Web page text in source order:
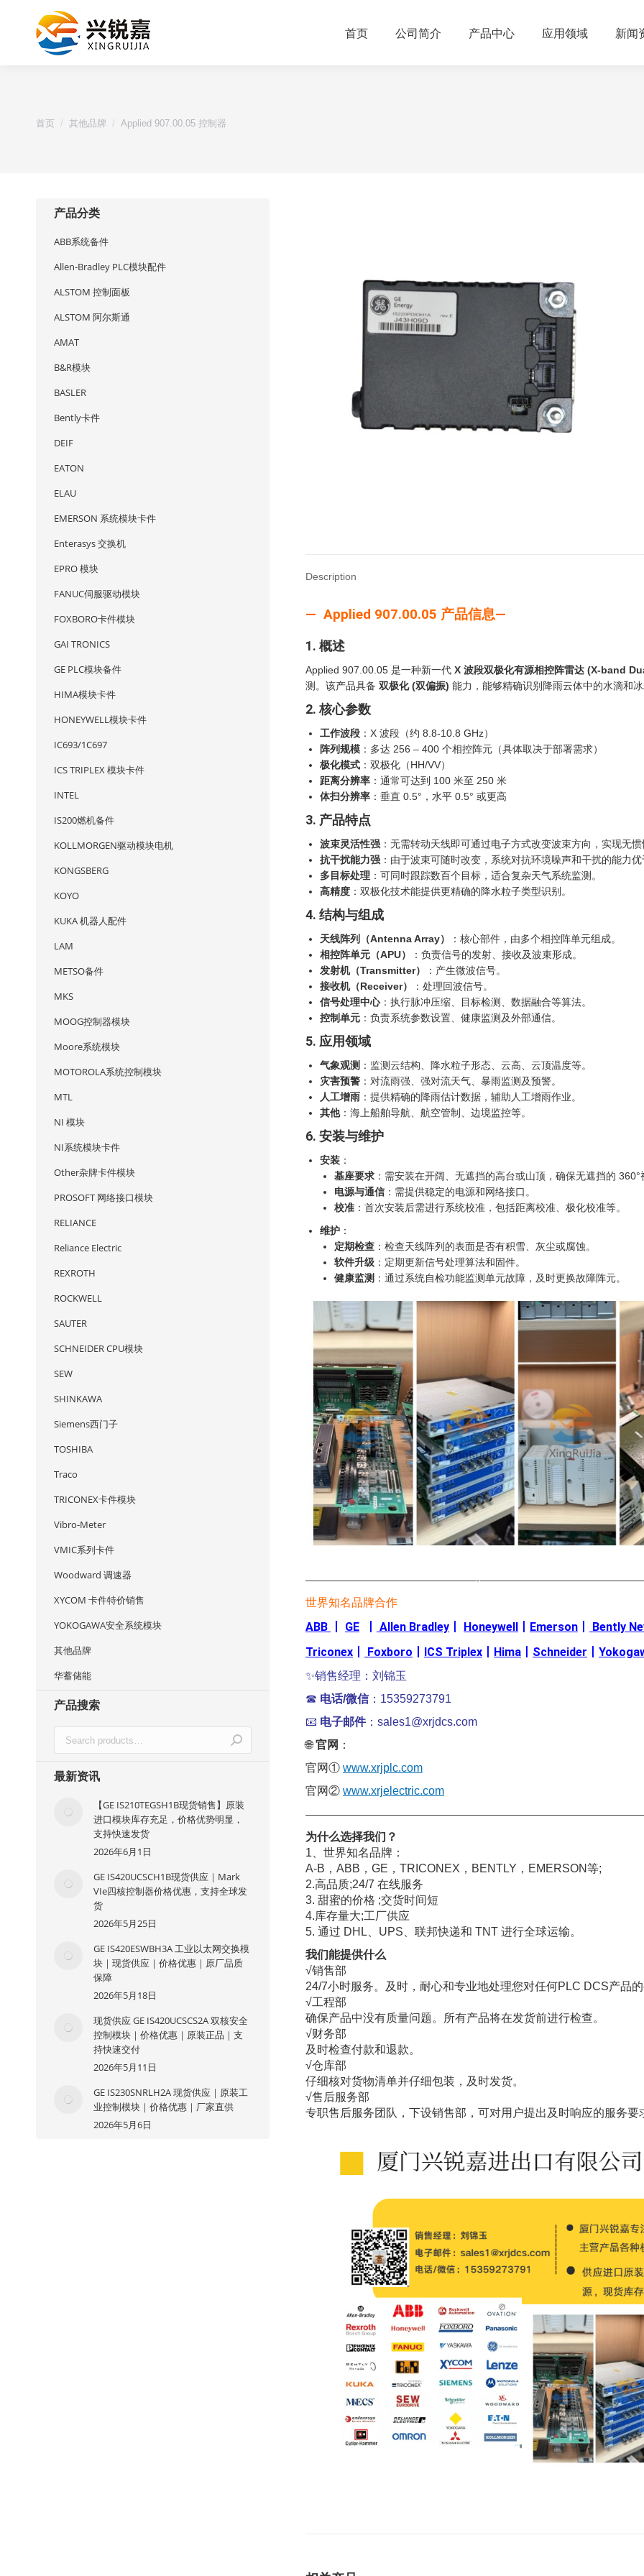
首页 公司简介 产品中心 应用领域 新闻
首页 其他品牌 Applied 907.00.05 控制器
Description
— Applied 907.00.05 产品信息—
1. 概述
Applied 907.00.05 是一种新一代 X 波段双极化有源相控阵雷达 (X-band
测。该产品具备 双极化 (双偏振) 能力，能够精确识别降雨云体中的水滴和
2. 核心参数
工作波段 ：X 波段（约 8.8-10.8 GHz）
阵列规模 ：多达 256 – 400 个相控阵元（具体取决于部署需求）
极化模式 ：双极化（HH/VV）
距离分辨率 ：通常可达到 100 米至 250 米
体扫分辨率 ：垂直 0.5°，水平 0.5° 或更高
3. 产品特点
波束灵活性强 ：无需转动天线即可通过电子方式改变波束方向，实现无
抗干扰能力强 ：由于波束可随时改变，系统对抗环境噪声和干扰的能力
多目标处理 ：可同时跟踪数百个目标，适合复杂天气系统监测。
高精度 ：双极化技术能提供更精确的降水粒子类型识别。
4. 结构与组成
天线阵列（Antenna Array）
‍：核心部件，由多个相控阵单元组成。
相控阵单元（APU）
‍：负责信号的发射、接收及波束形成。
发射机（Transmitter）
‍：产生微波信号。
接收机（Receiver）
‍：处理回波信号。
信号处理中心：执行脉冲压缩、目标检测、数据融合等算法。
控制单元 ：负责系统参数设置、健康监测及外部通信。
5. 应用领域
气象观测 ：监测云结构、降水粒子形态、云高、云顶温度等。
灾害预警 ：对流雨强、强对流天气、暴雨监测及预警。
人工增雨 ：提供精确的降雨估计数据，辅助人工增雨作业。
其他：海上船舶导航、航空管制、边境监控等。
6. 安装与维护
安装 ：
基座要求 ：需安装在开阔、无遮挡的高台或山顶，确保无遮挡的 360°
电源与通信 ：需提供稳定的电源和网络接口。
校准 ：首次安装后需进行系统校准，包括距离校准、极化校准等。
维护 ：
定期检查 ：检查天线阵列的表面是否有积雪、灰尘或腐蚀。
软件升级 ：定期更新信号处理算法和固件。
健康监测 ：通过系统自检功能监测单元故障，及时更换故障阵元。
—————————————————-
世界知名品牌合作
ABB GE Allen Bradley Honeywell Emerson
Bently
Triconex
Foxboro ICS Triplex Hima Schneider
✨销售经理：刘锦玉
☎ 电话/微信：15359273791
📧 电子邮件：sales1@xrjdcs.com
🌐官网 ：
官网① www.xrjplc.com
官网② www.xrjelectric.com
为什么选择我们？
1、世界知名品牌：
A-B，ABB，GE，TRICONEX，BENTLY，EMERSON等;
2.高品质;24/7 在线服务
3. 甜蜜的价格 ;交货时间短
4.库存量大;工厂供应
5. 通过 DHL、UPS、联邦快递和 TNT 进行全球运输。
我们能提供什么
√销售部
24/7小时服务。及时，耐心和专业地处理您对任何PLC DCS产品
√工程部
确保产品中没有质量问题。所有产品将在发货前进行检查。
√财务部
及时检查付款和退款。
√仓库部
仔细核对货物清单并仔细包装，及时发货。
√售后服务部
专职售后服务团队，下设销售部，可对用户提出及时响应的服务要
产品分类
ABB系统备件
Allen-Bradley PLC模块配件
ALSTOM 控制面板
ALSTOM 阿尔斯通
AMAT
B&R模块
BASLER
Bently卡件
DEIF
EATON
ELAU
EMERSON 系统模块卡件
Enterasys 交换机
EPRO 模块
FANUC伺服驱动模块
FOXBORO卡件模块
GAI TRONICS
GE PLC模块备件
HIMA模块卡件
HONEYWELL模块卡件
IC693/1C697
ICS TRIPLEX 模块卡件
INTEL
IS200燃机备件
KOLLMORGEN驱动模块电机
KONGSBERG
KOYO
KUKA 机器人配件
LAM
METSO备件
MKS
MOOG控制器模块
Moore系统模块
MOTOROLA系统控制模块
MTL
NI 模块
NI系统模块卡件
Other杂牌卡件模块
PROSOFT 网络接口模块
RELIANCE
Reliance Electric
REXROTH
ROCKWELL
SAUTER
SCHNEIDER CPU模块
SEW
SHINKAWA
Siemens西门子
TOSHIBA
Traco
TRICONEX卡件模块
Vibro-Meter
VMIC系列卡件
Woodward 调速器
XYCOM 卡件特价销售
YOKOGAWA安全系统模块
其他品牌
华蓄储能
产品搜索
最新资讯
【GE IS210TEGSH1B现货销售】原装
进口模块库存充足，价格优势明显，
支持快速发货
2026年6月1日
GE IS420UCSCH1B现货供应｜Mark
VIe四核控制器价格优惠，支持全球发
货
2026年5月25日
GE IS420ESWBH3A 工业以太网交换模
块｜现货供应｜价格优惠｜原厂品质
保障
2026年5月18日
现货供应 GE IS420UCSCS2A 双核安全
控制模块｜价格优惠｜原装正品｜支
持快速交付
2026年5月11日
GE IS230SNRLH2A 现货供应｜原装工
业控制模块｜价格优惠｜厂家直供
2026年5月6日